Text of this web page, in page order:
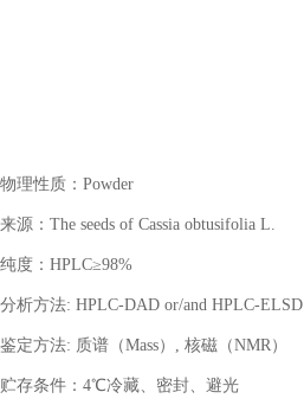
物理性质： Powder
来源： The seeds of Cassia obtusifolia L.
纯度： HPLC≥98%
分析方法: HPLC-DAD or/and HPLC-ELSD
鉴定方法: 质谱（Mass）, 核磁（NMR）
贮存条件： 4℃冷藏、密封、避光